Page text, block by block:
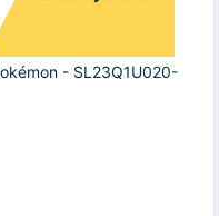
- SL23Q1U020-